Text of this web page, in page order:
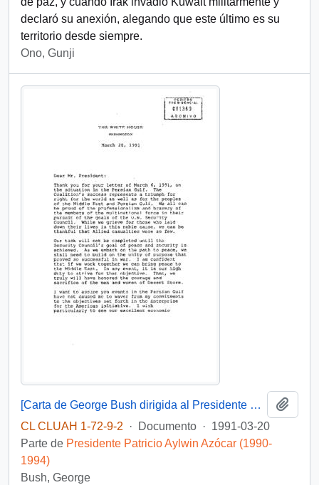
declaró su anexión, alegando que este último es su
territorio desde siempre.
Ono, Gunji
[Carta de George Bush dirigida al Presidente Patricio Aylwin Azócar]
CL CLUAH 1-72-9-2
· Documento · 1991-03-20
Parte de Presidente Patricio Aylwin Azócar (1990-
1994)
Bush, George